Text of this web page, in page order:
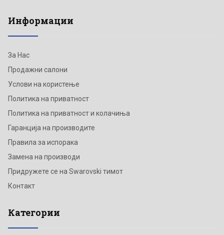
Информации
За Нас
Продажни салони
Услови на користење
Политика на приватност
Политика на приватност и колачиња
Гаранција на производите
Правила за испорака
Замена на производи
Придружете се на Swarovski тимот
Контакт
Категории